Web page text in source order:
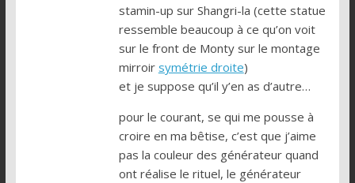
stamin-up sur Shangri-la (cette statue
ressemble beaucoup à ce qu’on voit
sur le front de Monty sur le montage
mirroir symétrie droite)
et je suppose qu’il y’en as d’autre…
pour le courant, se qui me pousse à
croire en ma bêtise, c’est que j’aime
pas la couleur des générateur quand
ont réalise le rituel, le générateur